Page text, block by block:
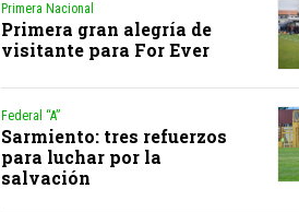
Primera Nacional
Primera gran alegría de
visitante para For Ever
Federal “A”
Sarmiento: tres refuerzos
para luchar por la
salvación